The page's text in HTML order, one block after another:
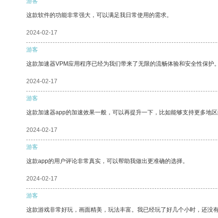
这款软件的功能非常强大，可以满足我日常使用的需求。
2024-02-17
游客
这款加速器VPM应用程序已经为我们带来了无限的流畅体验和安全性保护。
2024-02-17
游客
这款加速器app的加速效果一般，可以再提升一下，比如能够支持更多地区
2024-02-17
游客
这款app的用户评论非常真实，可以帮助我做出更准确的选择。
2024-02-17
游客
这款游戏非常好玩，画面精美，玩法丰富。我已经玩了好几个小时，还没有